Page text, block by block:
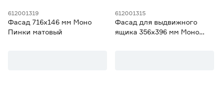
612001319
Фасад 716х146 мм Моно
Пинки матовый
612001315
Фасад для выдвижного
ящика 356х396 мм Моно